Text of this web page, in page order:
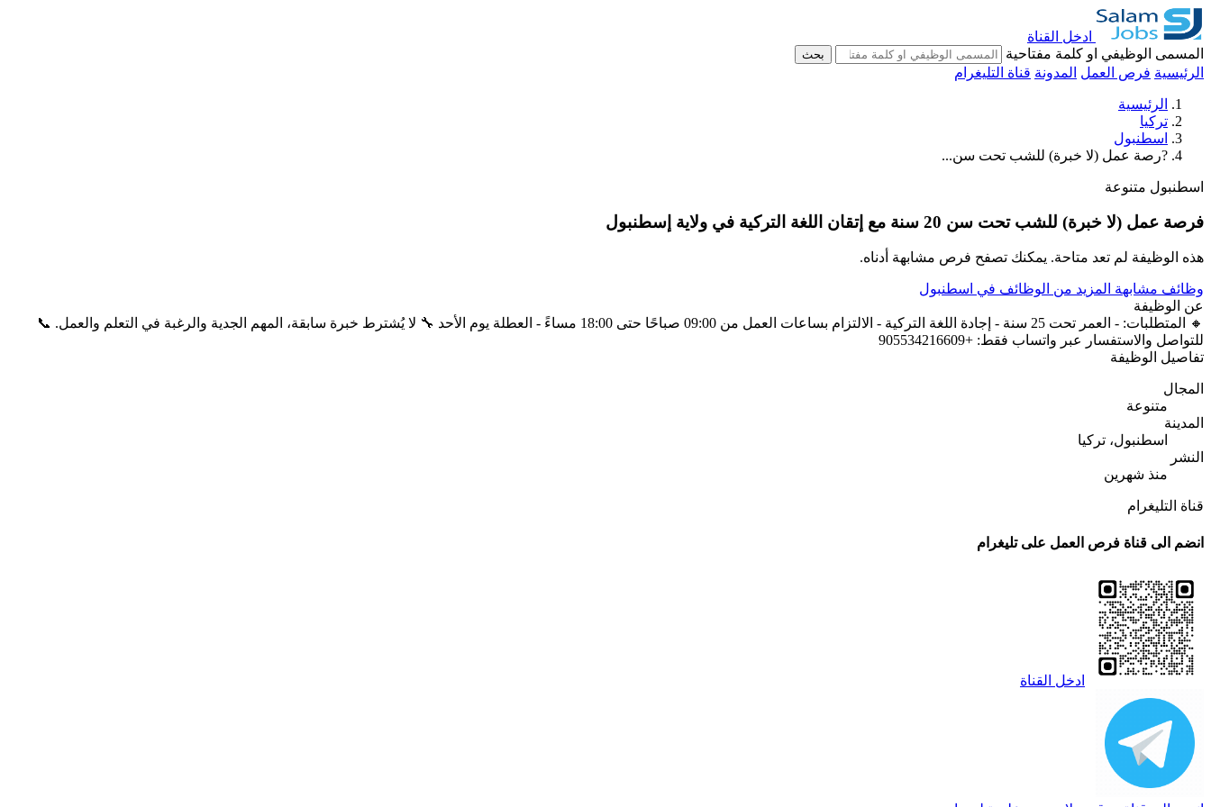
ادخل القناة
المسمى الوظيفي او كلمة مفتاحية
بحث
الرئيسية فرص العمل المدونة قناة التليغرام
الرئيسية
تركيا
اسطنبول
?رصة عمل (لا خبرة) للشب تحت سن...
اسطنبول متنوعة
فرصة عمل (لا خبرة) للشب تحت سن 20 سنة مع إتقان اللغة التركية في ولاية إسطنبول
هذه الوظيفة لم تعد متاحة. يمكنك تصفح فرص مشابهة أدناه.
وظائف مشابهة المزيد من الوظائف في اسطنبول
عن الوظيفة
🔸 المتطلبات: - العمر تحت 25 سنة - إجادة اللغة التركية - الالتزام بساعات العمل من 09:00 صباحًا حتى 18:00 مساءً - العطلة يوم الأحد 🔧 لا يُشترط خبرة سابقة، المهم الجدية والرغبة في التعلم والعمل. 📞
للتواصل والاستفسار عبر واتساب فقط: +905534216609
تفاصيل الوظيفة
المجال
متنوعة
المدينة
اسطنبول، تركيا
النشر
منذ شهرين
قناة التليغرام
انضم الى قناة فرص العمل على تليغرام
ادخل القناة